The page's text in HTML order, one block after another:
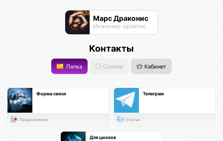
Марс Драконис
Инженер-архитектор
Контакты
Папка Солики Кабинет
Форма связи
Предложение
Телеграм
Статья
Для циоков